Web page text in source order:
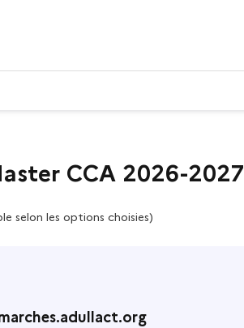
CCA 2026-2027
selon les options choisies)